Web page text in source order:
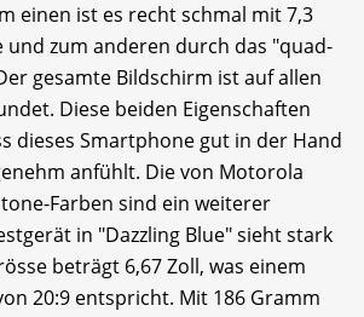
einen ist es recht schmal mit 7,3
und zum anderen durch das "quad-
gesamte Bildschirm ist auf allen
Diese beiden Eigenschaften
dieses Smartphone gut in der Hand
anfühlt. Die von Motorola
Farben sind ein weiterer
in "Dazzling Blue" sieht stark
beträgt 6,67 Zoll, was einem
20:9 entspricht. Mit 186 Gramm